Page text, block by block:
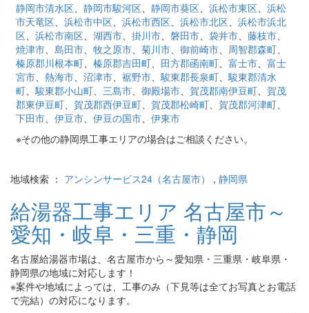
静岡市清水区、 静岡市駿河区、 静岡市葵区、 浜松市東区、 浜松
市天竜区、 浜松市中区、 浜松市西区、 浜松市北区、 浜松市浜北
区、 浜松市南区、 湖西市、 掛川市、 磐田市、 袋井市、 藤枝市、
焼津市、 島田市、 牧之原市、 菊川市、 御前崎市、 周智郡森町、
榛原郡川根本町、 榛原郡吉田町、 田方郡函南町、 富士市、 富士
宮市、 熱海市、 沼津市、 裾野市、駿東郡長泉町、駿東郡清水
町、駿東郡小山町、 三島市、 御殿場市、 賀茂郡南伊豆町、 賀茂
郡東伊豆町、 賀茂郡西伊豆町、 賀茂郡松崎町、 賀茂郡河津町、
下田市、 伊豆市、 伊豆の国市、 伊東市
※その他の静岡県工事エリアの場合はご相談ください。
地域検索 ： アンシンサービス24（名古屋市） , 静岡県
給湯器工事エリア 名古屋市～
愛知・岐阜・三重・静岡
名古屋給湯器市場は、名古屋市から～愛知県・三重県・岐阜県・
静岡県の地域に対応します！
※案件や地域によっては、工事のみ（下見等は全てお写真とお電話
で完結）の対応になります。